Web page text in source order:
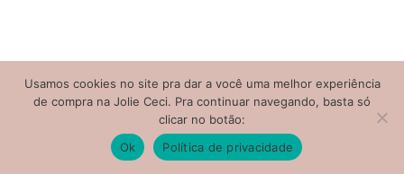
Usamos cookies no site pra dar a você uma melhor experiência
de compra na Jolie Ceci. Pra continuar navegando, basta só
clicar no botão:
Ok
Política de privacidade